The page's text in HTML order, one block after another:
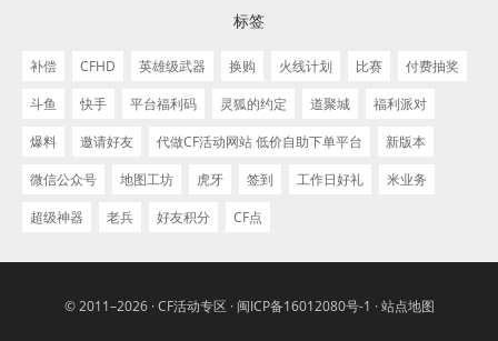
标签
补偿 CFHD 英雄级武器 换购 火线计划 比赛
付费抽奖
斗鱼
快手 平台福利码 灵狐的约定 道聚城
福利派对
爆料
邀请好友 代做CF活动网站 低价自助下单平台
新版本
微信公众号
地图工坊 虎牙 签到 工作日好礼
米业务
超级神器
老兵 好友积分 CF点
© 2011–2026 ·CF活动专区 · 闽ICP备16012080号-1 ·站点地图